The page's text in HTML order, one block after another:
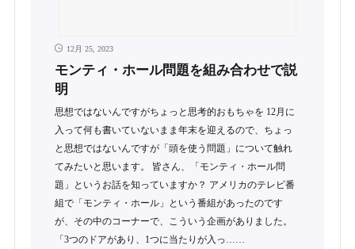
12月 25, 2023
モンティ・ホール問題を組み合わせで説
明
思想ではないんですがちょっと思考的おもちゃを 12月に
入って何も書いていないまま年末を迎えるので、ちょっ
と思想ではないんですが「頭を使う問題」について触れ
てみたいと思います。 皆さん、「モンティ・ホール問
題」というお話を知っていますか？ アメリカのテレビ番
組で「モンティ・ホール」という番組があったのです
が、その中のコーナーで、こういう企画がありました。
「3つのドアがあり、1つに当たりが入っ……